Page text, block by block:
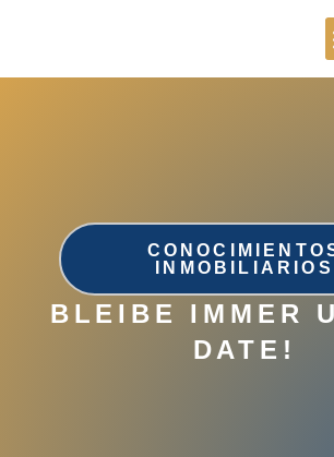
INMOBILIARIOS
BLEIBE IMMER
DATE!